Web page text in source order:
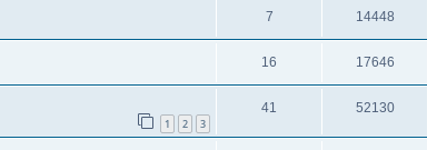
7 14448
16 17646
1 2 3
41 52130